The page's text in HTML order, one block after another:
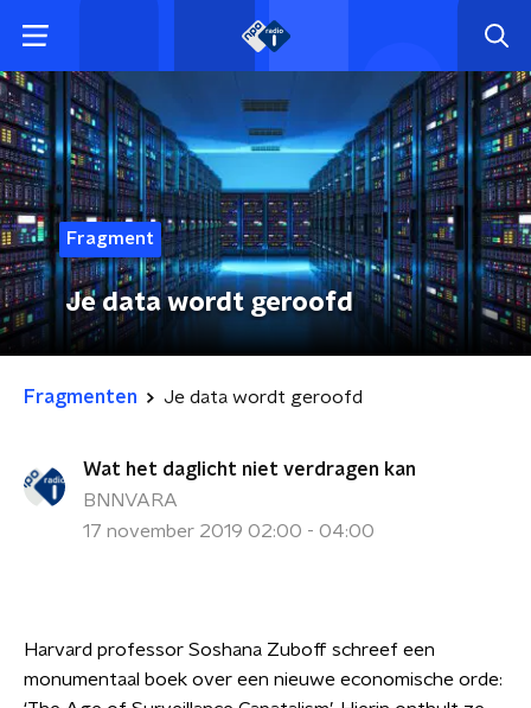
Fragment
Je data wordt geroofd
Fragmenten Je data wordt geroofd
Wat het daglicht niet verdragen kan
BNNVARA
17 november 2019 02:00 - 04:00
Harvard professor Soshana Zuboff schreef een
monumentaal boek over een nieuwe economische orde: